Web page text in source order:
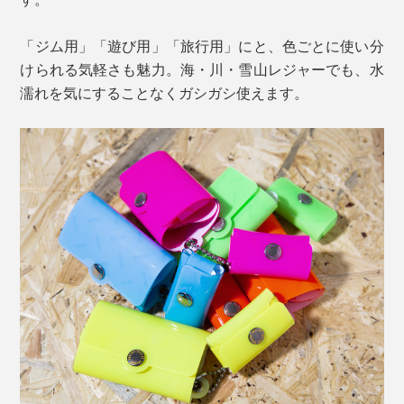
「ジム用」「遊び用」「旅行用」にと、色ごとに使い分
けられる気軽さも魅力。海・川・雪山レジャーでも、水
濡れを気にすることなくガシガシ使えます。